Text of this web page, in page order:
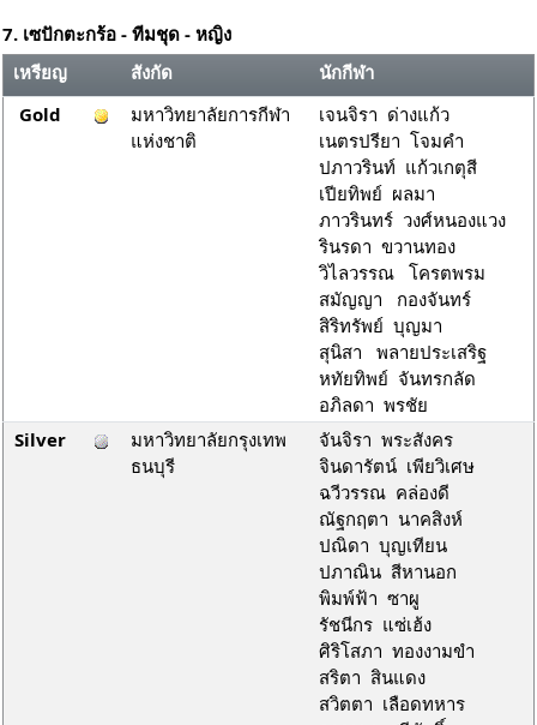
7. เซปักตะกร้อ - ทีมชุด - หญิง
เหรียญ
สังกัด
นักกีฬา
Gold
มหาวิทยาลัยการกีฬา
แห่งชาติ
เจนจิรา ด่างแก้ว
เนตรปรียา โจมคำ
ปภาวรินท์ แก้วเกตุสี
เปียทิพย์ ผลมา
ภาวรินทร์ วงศ์หนองแวง
รินรดา ขวานทอง
วิไลวรรณ โครตพรม
สมัญญา กองจันทร์
สิริทรัพย์ บุญมา
สุนิสา พลายประเสริฐ
หทัยทิพย์ จันทรกลัด
อภิลดา พรชัย
Silver
มหาวิทยาลัยกรุงเทพ
ธนบุรี
จันจิรา พระสังคร
จินดารัตน์ เพียวิเศษ
ฉวีวรรณ คล่องดี
ณัฐกฤตา นาคสิงห์
ปณิดา บุญเทียน
ปภาณิน สีหานอก
พิมพ์ฟ้า ซาผู
รัชนีกร แซ่เฮ้ง
ศิริโสภา ทองงามขำ
สริตา สินแดง
สวิตตา เลือดทหาร